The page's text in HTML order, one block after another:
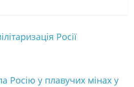
l
к
Росії
Росію у плавучих мінах у